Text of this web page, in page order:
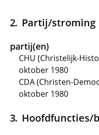
Partij/stroming
partij(en)
CHU (Christelijk-
oktober 1980
CDA (Christen-
oktober 1980
Hoofdfuncties/